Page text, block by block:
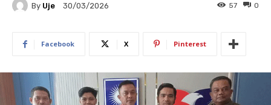
By Uje 30/03/2026 0
57
Facebook X Pinterest